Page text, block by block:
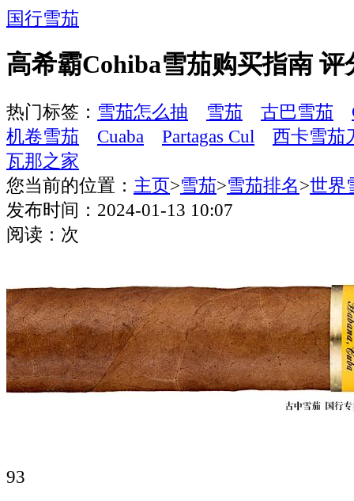
国行雪茄
高希霸Cohiba雪茄购买指南 评
热门标签： 雪茄怎么抽 雪茄 古巴雪茄
机卷雪茄
Cuaba Partagas Cul
西卡雪茄
瓦那之家
您当前的位置： 主页>雪茄>雪茄排名>世界
发布时间：2024-01-13 10:07
阅读： 次
93